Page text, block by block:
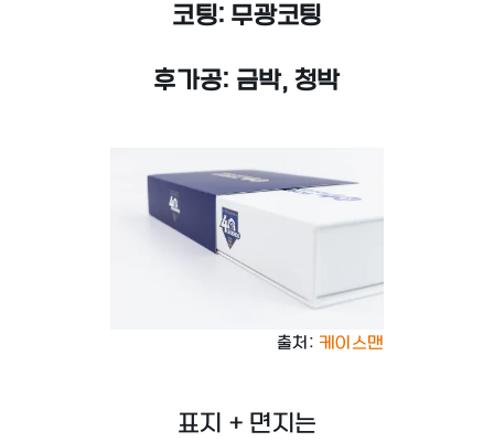
코팅: 무광코팅
후가공: 금박, 청박
출처: 케이스맨
표지 + 면지는